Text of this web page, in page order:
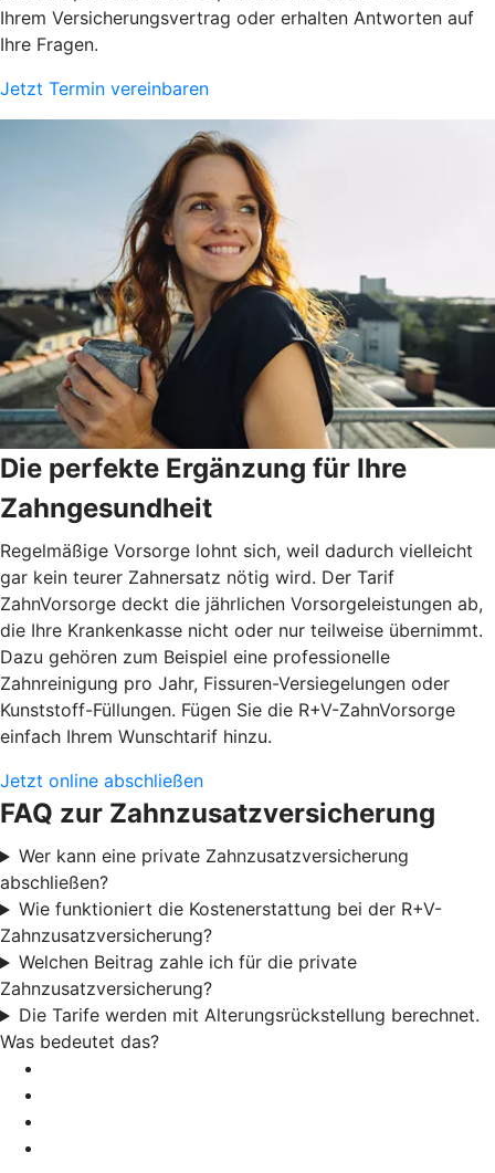
Ihrem Versicherungsvertrag oder erhalten Antworten auf
Ihre Fragen.
Jetzt Termin vereinbaren
Die perfekte Ergänzung für Ihre
Zahngesundheit
Regelmäßige Vorsorge lohnt sich, weil dadurch vielleicht
gar kein teurer Zahnersatz nötig wird. Der Tarif
ZahnVorsorge deckt die jährlichen Vorsorgeleistungen ab,
die Ihre Krankenkasse nicht oder nur teilweise übernimmt.
Dazu gehören zum Beispiel eine professionelle
Zahnreinigung pro Jahr, Fissuren-Versiegelungen oder
Kunststoff-Füllungen. Fügen Sie die R+V-ZahnVorsorge
einfach Ihrem Wunschtarif hinzu.
Jetzt online abschließen
FAQ zur Zahnzusatzversicherung
Wer kann eine private Zahnzusatzversicherung
abschließen?
Wie funktioniert die Kostenerstattung bei der R+V-
Zahnzusatzversicherung?
Welchen Beitrag zahle ich für die private
Zahnzusatzversicherung?
Die Tarife werden mit Alterungsrückstellung berechnet.
Was bedeutet das?